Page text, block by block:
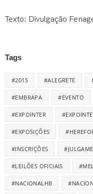
Texto: Divulgação
Tags
#2015 #ALEGRETE
#EMBRAPA #EVENTO
#EXPOINTER
#EXPOSIÇÕES
#INSCRIÇÕES
#LEILÕES OFICIAIS
#NACIONALHB